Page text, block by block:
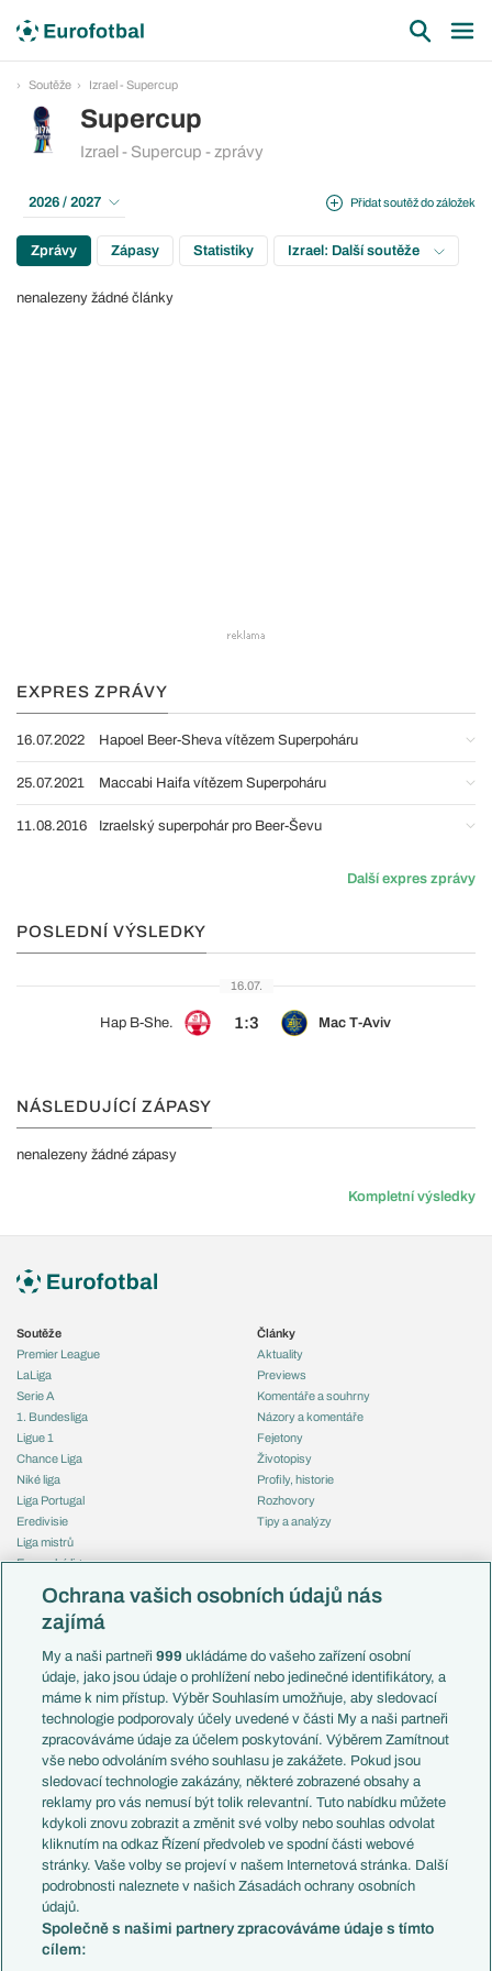
Soutěže Izrael - Supercup
Supercup
Izrael - Supercup - zprávy
Přidat soutěž do záložek
2026 / 2027
Zprávy Zápasy Statistiky Izrael: Další soutěže
nenalezeny žádné články
EXPRES ZPRÁVY
16.07.2022 Hapoel Beer-Sheva vítězem Superpoháru
25.07.2021 Maccabi Haifa vítězem Superpoháru
11.08.2016 Izraelský superpohár pro Beer-Ševu
Další expres zprávy
POSLEDNÍ VÝSLEDKY
16.07.
Hap B-She. 1:3 Mac T-Aviv
NÁSLEDUJÍCÍ ZÁPASY
nenalezeny žádné zápasy
Kompletní výsledky
Soutěže
Premier League
LaLiga
Serie A
1. Bundesliga
Ligue 1
Chance Liga
Niké liga
Liga Portugal
Eredivisie
Liga mistrů
Evropská liga
Mistrovství světa
Liga národů
Témata
Představení týmů MS
EuroSkauting
PL v kostce
Evropské koeficienty
Přestupy
Přestupové spekulace
Zranění
Kluby
Arsenal FC
Chelsea FC
Manchester United
AC Milán
Články
Aktuality
Previews
Komentáře a souhrny
Názory a komentáře
Fejetony
Životopisy
Profily, historie
Rozhovory
Tipy a analýzy
Česko
Francie
Itálie
Německo
Španělsko
Argentina
Brazílie
Přestupy
Zápasy
Livescore
Tipovací soutěž
Ochrana vašich osobních údajů nás
zajímá
My a naši partneři999 ukládáme do vašeho zařízení osobní
údaje, jako jsou údaje o prohlížení nebo jedinečné identifikátory, a
máme k nim přístup. Výběr Souhlasím umožňuje, aby sledovací
technologie podporovaly účely uvedené v části My a naši partneři
zpracováváme údaje za účelem poskytování. Výběrem Zamítnout
vše nebo odvoláním svého souhlasu je zakážete. Pokud jsou
sledovací technologie zakázány, některé zobrazené obsahy a
reklamy pro vás nemusí být tolik relevantní. Tuto nabídku můžete
kdykoli znovu zobrazit a změnit své volby nebo souhlas odvolat
kliknutím na odkaz Řízení předvoleb ve spodní části webové
stránky. Vaše volby se projeví v našem Internetová stránka. Další
podrobnosti naleznete v našich Zásadách ochrany osobních
údajů.
Společně s našimi partnery zpracováváme údaje s tímto
cílem: